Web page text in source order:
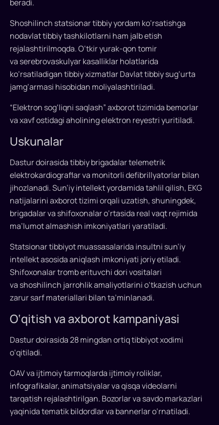
viloyatida
beradi.
Shoshilinch statsionar tibbiy yordam ko‘rsatishga
nodavlat tibbiy tashkilotlarni ham jalb etish
rejalashtirilmoqda. O‘tkir yurak-qon tomir
va serebrovaskulyar kasalliklar holatlarida
ko‘rsatiladigan tibbiy xizmatlar Davlat tibbiy sug‘urta
jamg‘armasi hisobidan moliyalashtiriladi.
“Elektron sog‘liqni saqlash” axborot tizimida bemorlar
va xavf ostidagi aholining elektron reyestri yuritiladi.
Uskunalar
Dastur doirasida tibbiy brigadalar telemetrik
elektrokardiograflar va monitorli defibrillyatorlar bilan
jihozlanadi. Sun’iy intellekt yordamida tahlil qilish, EKG
natijalarini axborot tizimi orqali uzatish, shuningdek,
brigadalar va shifoxonalar o‘rtasida real vaqt rejimida
ma’lumot almashish imkoniyatlari yaratiladi.
Statsionar tibbiyot muassasalarida insultni sun’iy
intellekt asosida aniqlash imkoniyati joriy etiladi.
Shifoxonalar tromb erituvchi dori vositalari
va shoshilinch jarrohlik amaliyotlarini o‘tkazish uchun
zarur sarf materiallari bilan ta’minlanadi.
O‘qitish va axborot kampaniyasi
Dastur doirasida 28 mingdan ortiq tibbiyot xodimi
o‘qitiladi.
OAV va ijtimoiy tarmoqlarda ijtimoiy roliklar,
infografikalar, animatsiyalar va qisqa videolarni
tarqatish rejalashtirilgan. Bozorlar va savdo markazlari
yaqinida tematik bildordlar va bannerlar o‘rnatiladi.